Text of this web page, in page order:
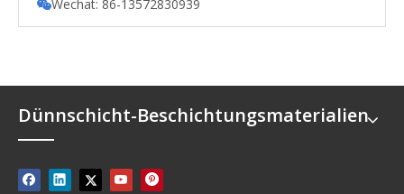
Wechat: 86-13572830939
Dünnschicht-Beschichtungsmaterialien